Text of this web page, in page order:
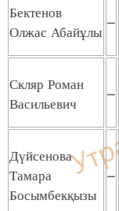
Бектенов
Олжас Абайұлы
–
Скляр Роман
Васильевич
–
Дүйсенова
Тамара
Босымбекқызы
–